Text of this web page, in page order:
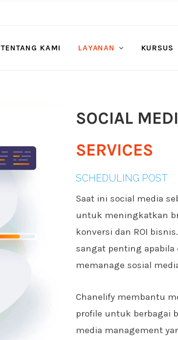
TENTANG KAMI LAYANAN KURSUS
SOCIAL
SERVICES
SCHEDULING POST
Saat ini social media
untuk meningkatkan
konversi dan ROI
sangat penting
memanage sosial
Chanelify membantu
profile untuk berbagai
media management